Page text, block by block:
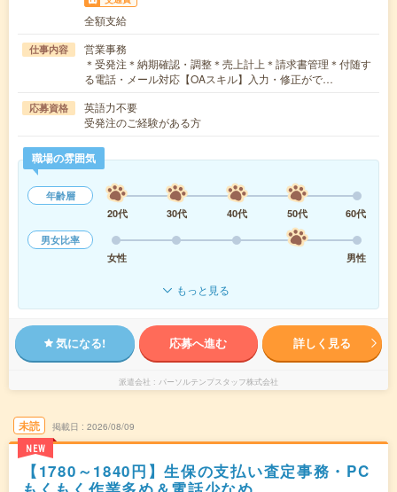
全額支給
仕事内容
営業事務
＊受発注＊納期確認・調整＊売上計上＊請求書管理＊付随す
る電話・メール対応【OAスキル】入力・修正がで…
応募資格
英語力不要
受発注のご経験がある方
職場の雰囲気
年齢層
20代
30代 40代 50代
60代
男女比率
女性
男性
もっと見る
気になる! 応募へ進む 詳しく見る
派遣会社 パーソルテンプスタッフ株式会社
未読
NEW
掲載日 2026/08/09
【1780～1840円】生保の支払い査定事務・PC